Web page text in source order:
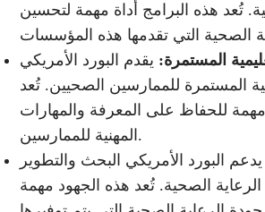
تُعد هذه البرامج أداة مهمة لتحسين
المستمرة: يقدم البورد الأمريكي
المستمرة للممارسين الصحيين. تُعد
مهمة للحفاظ على المعرفة والمهارات
المهنية للممارسين.
يدعم البورد الأمريكي البحث والتطوير
الصحية. تُعد هذه الجهود مهمة